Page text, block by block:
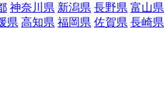
神奈川県 新潟県 長野県 富山県
県 高知県 福岡県 佐賀県 長崎県